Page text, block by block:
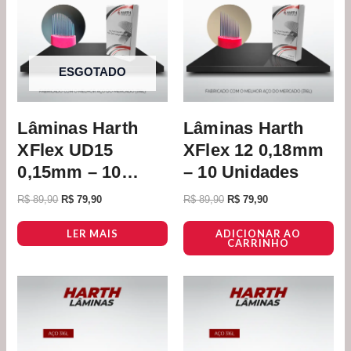
ESGOTADO
Lâminas Harth
XFlex UD15
0,15mm – 10
Unidades
R$89,90 R$ 79,90
LER MAIS
Lâminas Harth
XFlex 12 0,18mm
– 10 Unidades
R$89,90 R$ 79,90
ADICIONAR AO
CARRINHO
preço
original
R$ 89,90.
preço
atual
preço
original
R$ 89,90.
preço
atual